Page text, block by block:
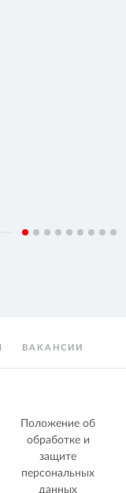
ВАКАНСИИ
Положение об
обработке и
защите
персональных
данных